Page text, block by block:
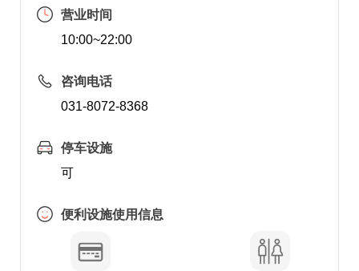
营业时间
10:00~22:00
咨询电话
031-8072-8368
停车设施
可
便利设施使用信息